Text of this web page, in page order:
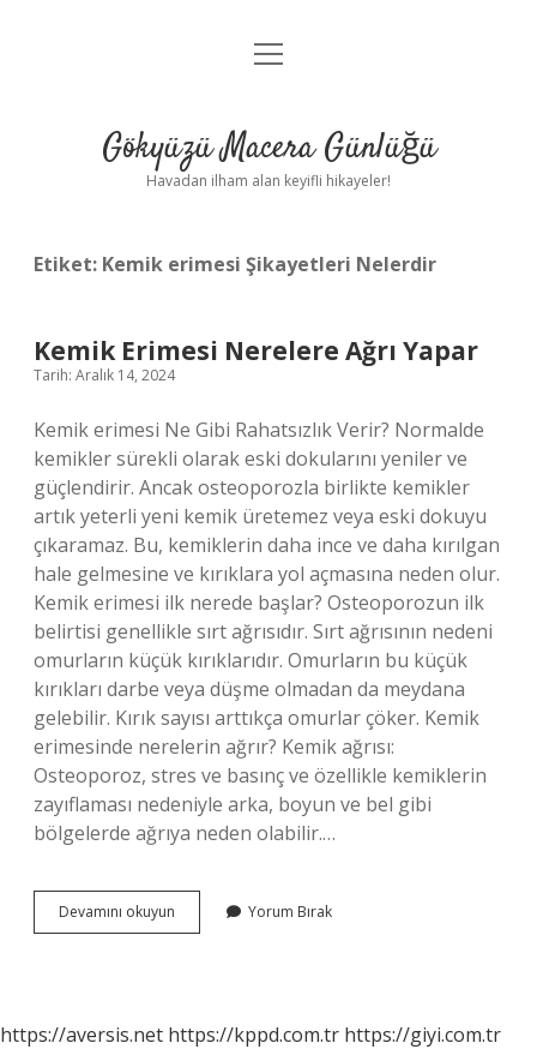
Anasayfa
Yasal Uyarı
menüyü
Gökyüzü Macera Günlüğü
Havadan ilham alan keyifli hikayeler!
Etiket: Kemik erimesi Şikayetleri Nelerdir
Kemik Erimesi Nerelere Ağrı Yapar
Tarih: Aralık 14, 2024
Kemik erimesi Ne Gibi Rahatsızlık Verir? Normalde
kemikler sürekli olarak eski dokularını yeniler ve
güçlendirir. Ancak osteoporozla birlikte kemikler
artık yeterli yeni kemik üretemez veya eski dokuyu
çıkaramaz. Bu, kemiklerin daha ince ve daha kırılgan
hale gelmesine ve kırıklara yol açmasına neden olur.
Kemik erimesi ilk nerede başlar? Osteoporozun ilk
belirtisi genellikle sırt ağrısıdır. Sırt ağrısının nedeni
omurların küçük kırıklarıdır. Omurların bu küçük
kırıkları darbe veya düşme olmadan da meydana
gelebilir. Kırık sayısı arttıkça omurlar çöker. Kemik
erimesinde nerelerin ağrır? Kemik ağrısı:
Osteoporoz, stres ve basınç ve özellikle kemiklerin
zayıflaması nedeniyle arka, boyun ve bel gibi
bölgelerde ağrıya neden olabilir.…
Devamını okuyun
Erimesi
Yorum Bırak
https://aversis.net https://kppd.com.tr https://giyi.com.tr